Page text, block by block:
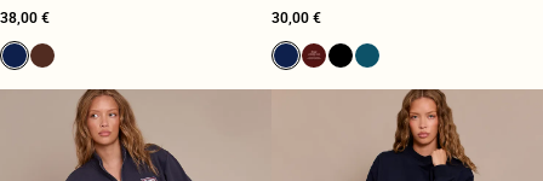
38,00 € 30,00 €